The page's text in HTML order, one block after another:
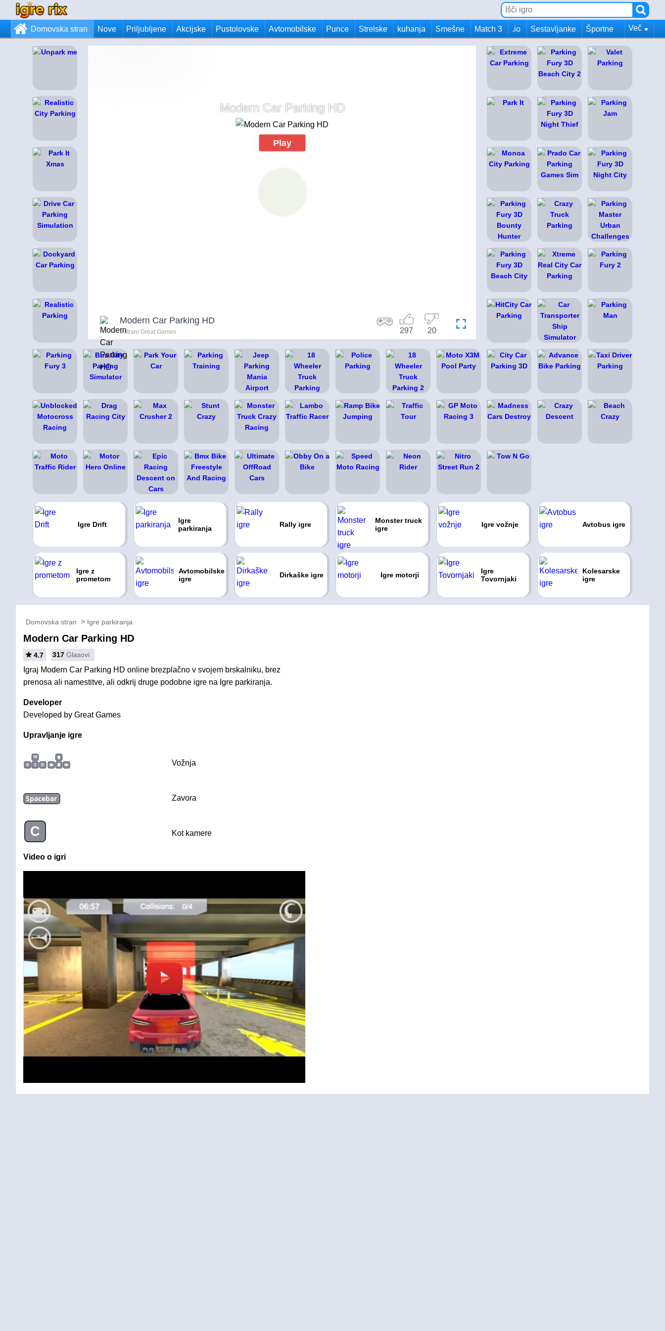
Domovska stran Nove Priljubljene Akcijske Pustolovske Avtomobilske Punce Strelske kuhanja Smešne Match 3 .io Sestavljanke Športne Več
Modern Car Parking HD
Play
Modern Car Parking HD
s strani Great Games 20
297
Igre Drift
Igre
parkiranja
Rally igre
Monster truck
igre
Igre vožnje Avtobus igre
Igre z
prometom
Avtomobilske
igre
Dirkaške igre Igre motorji
Igre
Tovornjaki
Kolesarske
igre
Domovska stran Igre parkiranja
Modern Car Parking HD
4.7 317 Glasovi
Igraj Modern Car Parking HD online brezplačno v svojem brskalniku, brez
prenosa ali namestitve, ali odkrij druge podobne igre na Igre parkiranja.
Developer
Developed by Great Games
Upravljanje igre
W
A
S D Vožnja
Spacebar Zavora
C Kot kamere
Video o igri